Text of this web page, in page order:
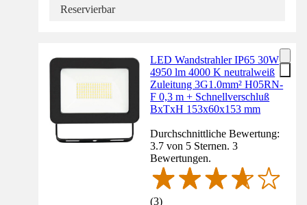
Reservierbar
LED Wandstrahler IP65 30W
4950 lm 4000 K neutralweiß
Zuleitung 3G1.0mm² H05RN-
F 0,3 m + Schnellverschluß
BxTxH 153x60x153 mm
Durchschnittliche Bewertung:
3.7 von 5 Sternen. 3
Bewertungen.
(3)